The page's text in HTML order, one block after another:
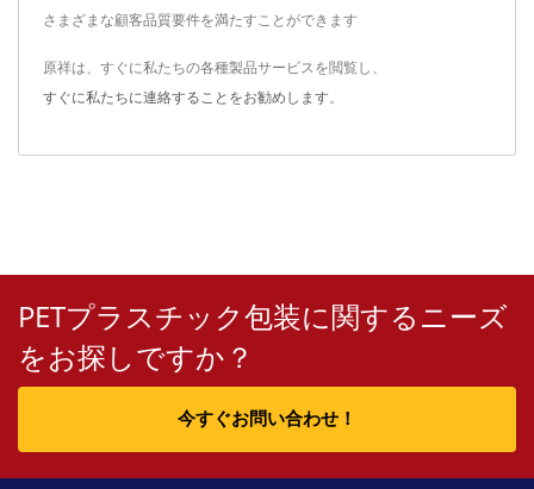
容物を盛るために多く使用
容物を盛るために多く使用
さまざまな顧客品質要件を満たすことができます
原祥は、すぐに私たちの各種製品サービスを閲覧し、
すぐに私たちに連絡することをお勧めします 。
PETプラスチック包装に関するニーズ
をお探しですか？
今すぐお問い合わせ！